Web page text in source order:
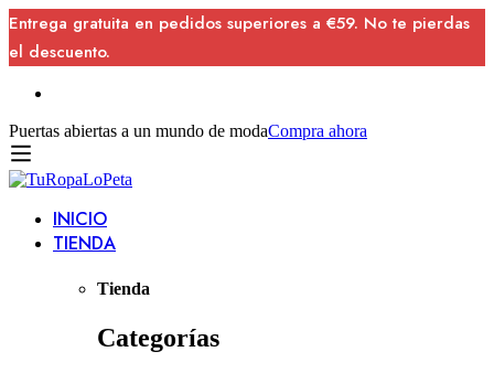
Entrega gratuita en pedidos superiores a €59. No te pierdas
el descuento.
Puertas abiertas a un mundo de modaCompra ahora
INICIO
TIENDA
Tienda
Categorías